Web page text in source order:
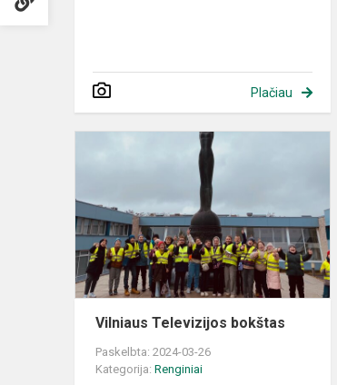
Plačiau
Vilniaus Televizijos bokštas
Paskelbta: 2024-03-26
Kategorija: Renginiai